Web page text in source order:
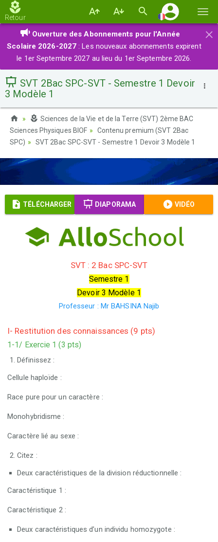
la
Retour
×
Ouverture des Abonnements pour l'Année
Scolaire 2026-2027 : Les nouveaux abonnements expirent
le 1er Septembre 2027 au lieu du 1er Septembre 2026.
SVT 2Bac SPC-SVT - Semestre 1 Devoir
3 Modèle 1
Sciences de la Vie et de la Terre (SVT) 2ème BAC
Sciences Physiques BIOF
Contenu premium (SVT 2Bac
SPC)
SVT 2Bac SPC-SVT - Semestre 1 Devoir 3 Modèle 1
TÉLÉCHARGER DIAPORAMA VIDÉO
SVT : 2 Bac SPC-SVT
Semestre 1
Devoir 3 Modèle 1
Professeur : Mr BAHSINA Najib
I- Restitution des connaissances (9 pts)
1-1/ Exercie 1 (3 pts)
Définissez :
Cellule haploïde :
Race pure pour un caractère :
Monohybridisme :
Caractère lié au sexe :
Citez :
Deux caractéristiques de la division réductionnelle :
Caractéristique 1 :
Caractéristique 2 :
Deux caractéristiques d’un individu homozygote :